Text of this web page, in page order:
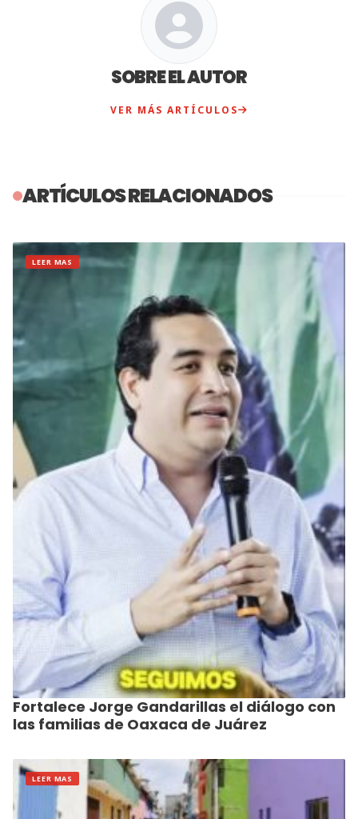
SOBRE EL AUTOR
VER MÁS ARTÍCULOS
ARTÍCULOS RELACIONADOS
LEER MAS
Fortalece Jorge Gandarillas el diálogo con
las familias de Oaxaca de Juárez
LEER MAS